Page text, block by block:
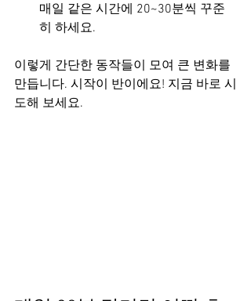
매일 같은 시간에 20~30분씩 꾸준
히 하세요.
이렇게 간단한 동작들이 모여 큰 변화를
만듭니다. 시작이 반이에요! 지금 바로 시
도해 보세요.